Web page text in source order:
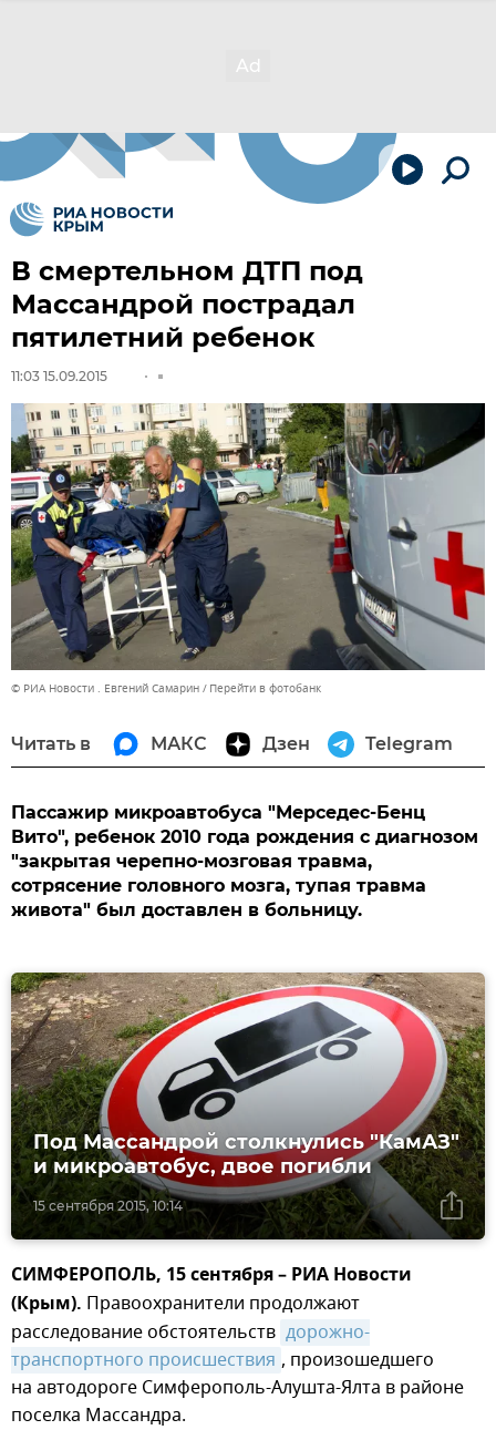
В смертельном ДТП под
Массандрой пострадал
пятилетний ребенок
11:03 15.09.2015
© РИА Новости . Евгений Самарин Перейти в фотобанк
Читать в МАКС Дзен Telegram
Пассажир микроавтобуса "Мерседес-Бенц
Вито", ребенок 2010 года рождения с диагнозом
"закрытая черепно-мозговая травма,
сотрясение головного мозга, тупая травма
живота" был доставлен в больницу.
15 сентября 2015, 10:14
Под Массандрой столкнулись "КамАЗ"
и микроавтобус, двое погибли
СИМФЕРОПОЛЬ, 15 сентября – РИА Новости
(Крым). Правоохранители продолжают
расследование обстоятельств дорожно-
транспортного происшествия , произошедшего
на автодороге Симферополь-Алушта-Ялта в районе
поселка Массандра.